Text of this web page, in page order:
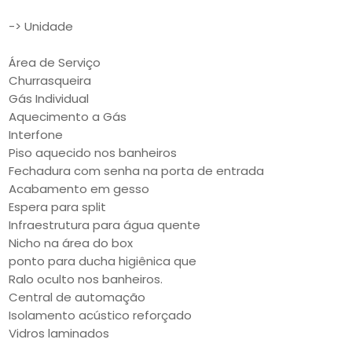
-> Unidade
Área de Serviço
Churrasqueira
Gás Individual
Aquecimento a Gás
Interfone
Piso aquecido nos banheiros
Fechadura com senha na porta de entrada
Acabamento em gesso
Espera para split
Infraestrutura para água quente
Nicho na área do box
ponto para ducha higiênica que
Ralo oculto nos banheiros.
Central de automação
Isolamento acústico reforçado
Vidros laminados